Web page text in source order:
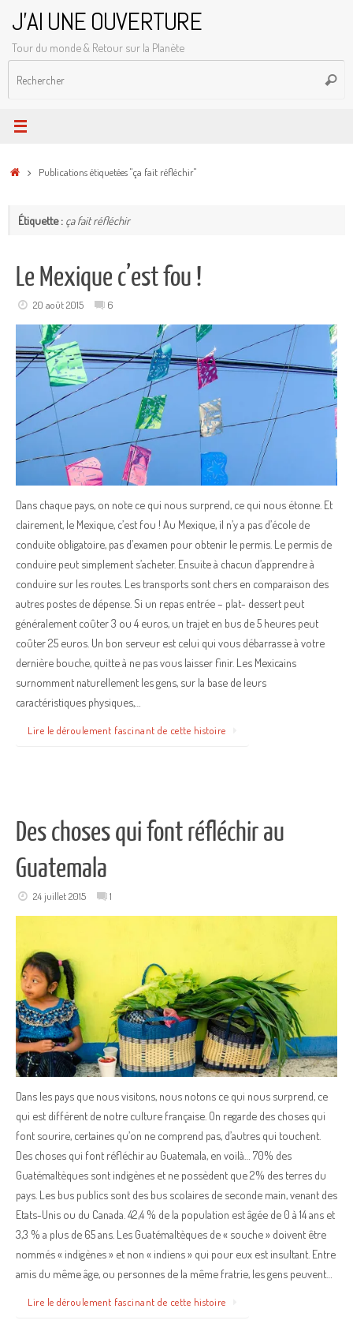
contenu
J'AI UNE OUVERTURE
Tour du monde & Retour sur la Planète
AccueilPublications étiquetées "ça fait réfléchir"
Étiquette : ça fait réfléchir
Le Mexique c’est fou !
20 août 2015 6
Dans chaque pays, on note ce qui nous surprend, ce qui nous étonne. Et
clairement, le Mexique, c’est fou ! Au Mexique, il n’y a pas d’école de
conduite obligatoire, pas d’examen pour obtenir le permis. Le permis de
conduire peut simplement s’acheter. Ensuite à chacun d’apprendre à
conduire sur les routes. Les transports sont chers en comparaison des
autres postes de dépense. Si un repas entrée – plat- dessert peut
généralement coûter 3 ou 4 euros, un trajet en bus de 5 heures peut
coûter 25 euros. Un bon serveur est celui qui vous débarrasse à votre
dernière bouche, quitte à ne pas vous laisser finir. Les Mexicains
surnomment naturellement les gens, sur la base de leurs
caractéristiques physiques,…
Lire le déroulement fascinant de cette histoire
Des choses qui font réfléchir au
Guatemala
24 juillet 2015 1
Dans les pays que nous visitons, nous notons ce qui nous surprend, ce
qui est différent de notre culture française. On regarde des choses qui
font sourire, certaines qu’on ne comprend pas, d’autres qui touchent.
Des choses qui font réfléchir au Guatemala, en voilà… 70% des
Guatémaltèques sont indigènes et ne possèdent que 2% des terres du
pays. Les bus publics sont des bus scolaires de seconde main, venant des
Etats-Unis ou du Canada. 42,4 % de la population est âgée de 0 à 14 ans et
3,3 % a plus de 65 ans. Les Guatémaltèques de « souche » doivent être
nommés « indigènes » et non « indiens » qui pour eux est insultant. Entre
amis du même âge, ou personnes de la même fratrie, les gens peuvent…
Lire le déroulement fascinant de cette histoire